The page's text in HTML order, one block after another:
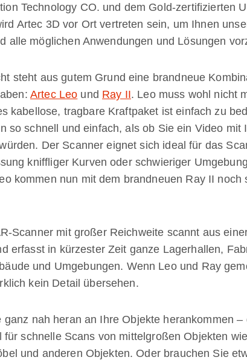
Technology CO. und dem Gold-zertifizierten
Artec 3D vor Ort vertreten sein, um Ihnen
alle möglichen Anwendungen und Lösungen
steht aus gutem Grund eine brandneue
Artec Leo und Ray II. Leo muss wohl nicht
kabellose, tragbare Kraftpaket ist einfach zu
so schnell und einfach, als ob Sie ein Video mit
Der Scanner eignet sich ideal für das
kniffliger Kurven oder schwieriger
kommen nun mit dem brandneuen Ray II noch
Scanner mit großer Reichweite scannt aus
erfasst in kürzester Zeit ganze Lagerhallen,
und Umgebungen. Wenn Leo und Ray
kein Detail übersehen.
nah heran an Ihre Objekte herankommen –
für schnelle Scans von mittelgroßen Objekten
und anderen Objekten. Oder brauchen Sie